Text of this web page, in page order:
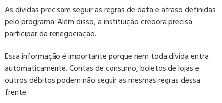
As dívidas precisam seguir as regras de data e atraso definidas
pelo programa. Além disso, a instituição credora precisa
participar da renegociação.
Essa informação é importante porque nem toda dívida entra
automaticamente. Contas de consumo, boletos de lojas e
outros débitos podem não seguir as mesmas regras dessa
frente.